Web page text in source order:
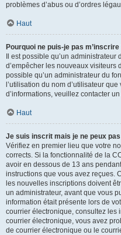
problèmes d’abus ou d’ordres
Haut
Pourquoi ne puis-je pas m’inscrire
Il est possible qu’un
d’empêcher les nouveaux visiteurs
possible qu’un administrateur du
l’utilisation du nom d’utilisateur
d’informations, veuillez contacter
Haut
Je suis inscrit mais je ne peux
Vérifiez en premier lieu que votre
corrects. Si la fonctionnalité de la
avoir en dessous de 13 ans
instructions que vous avez reçues.
les nouvelles inscriptions doivent
un administrateur, avant que vous
information était présente lors de
courrier électronique, consultez les
courrier électronique, vous avez
de courrier électronique ou le